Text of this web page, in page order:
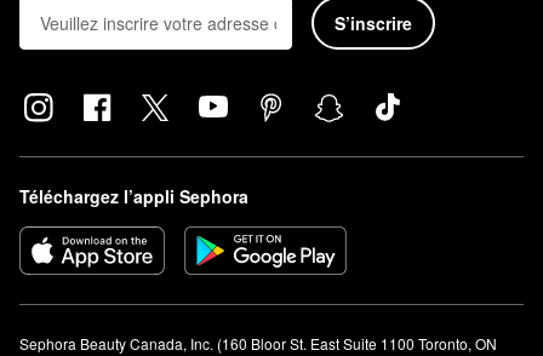
S’inscrire
Téléchargez l’appli Sephora
Sephora Beauty Canada, Inc. (160 Bloor St. East Suite 1100 Toronto, ON